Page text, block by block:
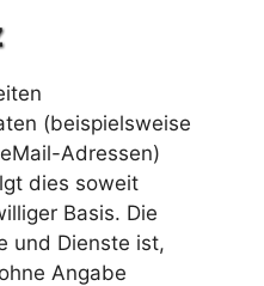
(beispielsweise
Adressen)
dies soweit
Basis. Die
und Dienste ist,
Angabe